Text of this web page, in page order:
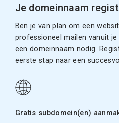
Je domeinnaam
Ben je van plan om een
professioneel mailen vanuit je
een domeinnaam nodig.
eerste stap naar een
Gratis subdomein(en)